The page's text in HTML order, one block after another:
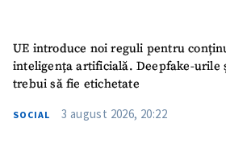
UE introduce noi reguli pentru
inteligența artificială. Deepfake-urile
trebui să fie etichetate
SOCIAL 3 august 2026, 20:22